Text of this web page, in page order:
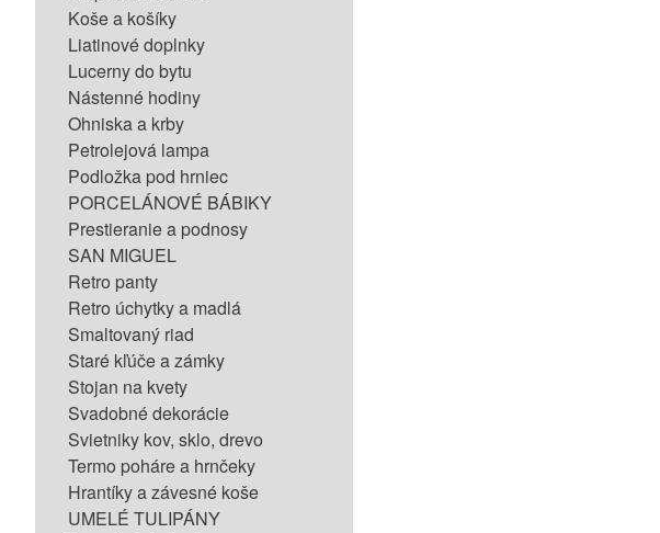
Koše a košíky
Liatinové doplnky
Lucerny do bytu
Nástenné hodiny
Ohniska a krby
Petrolejová lampa
Podložka pod hrniec
PORCELÁNOVÉ BÁBIKY
Prestieranie a podnosy
SAN MIGUEL
Retro panty
Retro úchytky a madlá
Smaltovaný riad
Staré kľúče a zámky
Stojan na kvety
Svadobné dekorácie
Svietniky kov, sklo, drevo
Termo poháre a hrnčeky
Hrantíky a závesné koše
UMELÉ TULIPÁNY